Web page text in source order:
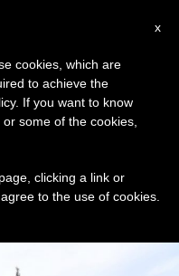
x
cookies, which are
to achieve the
If you want to know
some of the cookies,
clicking a link or
to the use of cookies.